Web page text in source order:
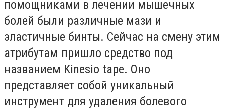
помощниками в лечении мышечных
болей были различные мази и
эластичные бинты. Сейчас на смену этим
атрибутам пришло средство под
названием Kinesio tape. Оно
представляет собой уникальный
инструмент для удаления болевого